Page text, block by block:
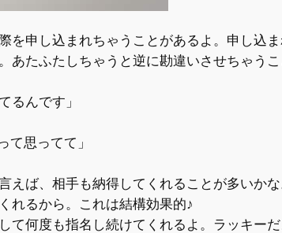
を申し込まれちゃうことがあるよ。申し込
あたふたしちゃうと逆に勘違いさせちゃうこ
るんです」
思ってて」
ば、相手も納得してくれることが多いかな
れるから。これは結構効果的♪
て何度も指名し続けてくれるよ。ラッキー